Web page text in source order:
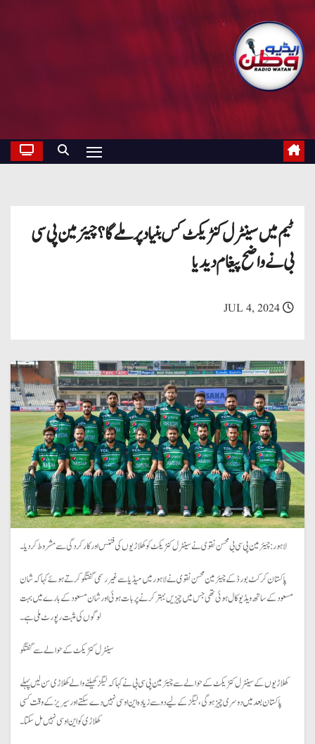
ٹیم میں سینٹرل کنٹریکٹ کس بنیاد پر ملے گا؟ چیئرمین پی سی
بی نے واضح پیغام دیدیا
JUL 4, 2024
لاہور : چیئرمین پی سی بی محسن نقوی نے سینٹرل کنٹریکٹ کو کھلاڑیوں کی فٹنس اور کارکردگی سے مشروط کردیا۔
پاکستان کرکٹ بورڈ کے چیئرمین محسن نقوی نے لاہورمیں میڈیا سے غیر رسمی گفتگو کرتے ہوئے کہا کہ شان
مسعود کے ساتھ ویڈیو کال ہوئی تھی جس میں چیزیں بہتر کرنے پر بات ہوئی اور شان مسعود کے بارے میں بہت
لوگوں کی مثبت رپورٹ ملی ہے۔
سینٹرل کنٹریکٹ کے حوالے سے گفتگو
کھلاڑیوں کے سینٹرل کنٹریکٹ کے حوالے سے چیئرمین پی سی بی نے کہا کہ لیگز کھیلنے والے کھلاڑی سن لیں پہلے
پاکستان بعد میں دوسری چیز ہوگی، لیگز کے لیے دو سے زیادہ این او سی نہیں دے سکتے اور سیریز کے وقت کسی
کھلاڑی کو این او سی نہیں مل سکتا۔